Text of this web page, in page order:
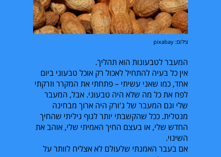
צילום: pixabay
המעבר לטבעונות הוא תהליך.
אין כל בעיה להתחיל לאכול רק אוכל טבעוני ביום
אחד, כמו שאני עשיתי – פתחתי את המקרר וזרקתי
לפח את כל מה שלא היה טבעוני. אבל, המעבר
שלי וגם המעבר של ג'ורק היה ארוך מבחינה
מנטלית. ככל שהקשבתי יותר לגוף גיליתי שהחיך
החדש שלי, או בעצם החיך האמיתי שלי, אוהב את
השינוי.
אם בעבר האמנתי שלעולם לא אצליח לוותר על